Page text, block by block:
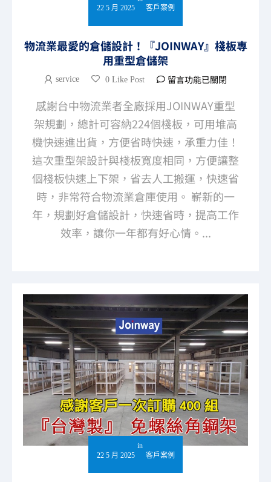
22 5 月 2025
客戶案例
物流業最愛的倉儲設計！『JOINWAY』棧板專
用重型倉儲架
service 0 Like Post 留言功能已關閉
感謝台中物流業者全廠採用JOINWAY重型
架規劃，總計可容納224個棧板，可用堆高
機快速進出貨，方便省時快速，承重力佳！
這次重型架設計與棧板寬度相同，方便讓整
個棧板快速上下架，省去人工搬運，快速省
時，非常符合物流業倉庫使用。 嶄新的一
年，規劃好倉儲設計，快速省時，提高工作
效率，讓你一年都有好心情。...
22 5 月 2025
in
客戶案例